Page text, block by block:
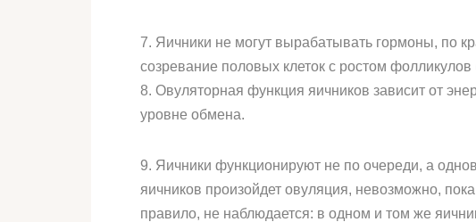
7. Яичники не могут вырабатывать гормоны, по
созревание половых клеток с ростом фолликулов
8. Овуляторная функция яичников зависит от
уровне обмена.
9. Яичники функционируют не по очереди, а
яичников произойдет овуляция, невозможно,
правило, не наблюдается: в одном и том же